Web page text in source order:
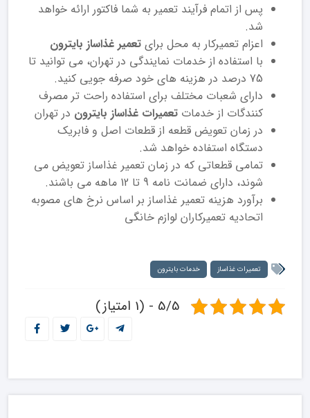
پس از اتمام فرآیند تعمیر به شما فاکتور ارائه خواهد
شد.
اعزام تعمیرکار به محل برای تعمیر غذاساز بایترون
با استفاده از خدمات نمایندگی در تهران، می توانید تا
75 درصد در هزینه های خود صرفه جویی کنید.
دارای شعبات مختلف برای استفاده راحت تر مصرف
کنندگات از خدمات تعمیرات غذاساز بایترون در تهران
در زمان تعویض قطعه از قطعات اصل و فابریک
دستگاه استفاده خواهد شد.
تمامی قطعاتی که در زمان تعمیر غذاساز تعویض می
شوند، دارای ضمانت نامه 9 تا 12 ماهه می باشند.
برآورد هزینه تعمیر غذاساز بر اساس نرخ های مصوبه
اتحادیه تعمیرکاران لوازم خانگی
تعمیرات غذاساز خدمات بایترون
5/5 - (1 امتیاز)